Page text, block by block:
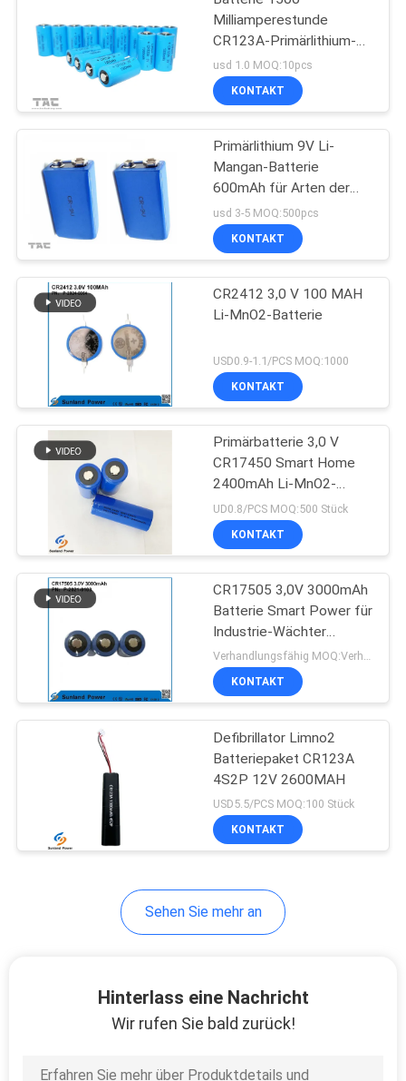
17
Ess-Energie-
Speicher-System
Elektrische Fahrrad
Akku
Lithiumeisenbatterie
Milliamperestunde
CR123A-Primärlithium-
LiMnO2 mit
Hochenergie-Dichte
usd 1.0 MOQ:10pcs
KONTAKT
Primärlithium 9V Li-
Mangan-Batterie
600mAh für Arten der
Sicherheitsleistung 26,5
x 48.5mm
usd 3-5 MOQ:500pcs
KONTAKT
CR2412 3,0 V 100 MAH
Li-MnO2-Batterie
USD0.9-1.1/PCS MOQ:1000
KONTAKT
Primärbatterie 3,0 V
CR17450 Smart Home
2400mAh Li-MnO2-
Batterie
UD0.8/PCS MOQ:500 Stück
KONTAKT
CR17505 3,0V 3000mAh
Batterie Smart Power für
Industrie-Wächter
Sicherheitsstrom
Gesundheitswächter
Verhandlungsfähig MOQ:Verhandlungsfähig
KONTAKT
Defibrillator Limno2
Batteriepaket CR123A
4S2P 12V 2600MAH
USD5.5/PCS MOQ:100 Stück
KONTAKT
Sehen Sie mehr an
Hinterlass eine Nachricht
Wir rufen Sie bald zurück!